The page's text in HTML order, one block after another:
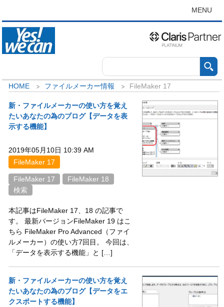
MENU
HOME ファイルメーカー情報 FileMaker 17
新・ファイルメーカーの使い方を覚え
たいあなたの為のブログ【データを表
示する機能】
2019年05月10日 10:39 AM
FileMaker 17
FileMaker 17
FileMaker 18
検索
本記事はFileMaker 17、18 の記事で
す。 最新バージョンFileMaker 19 はこ
ちら FileMaker Pro Advanced（ファイ
ルメーカー）の使い方7回目。 今回は、
「データを表示する機能」と […]
新・ファイルメーカーの使い方を覚え
たいあなたの為のブログ【データをエ
クスポートする機能】